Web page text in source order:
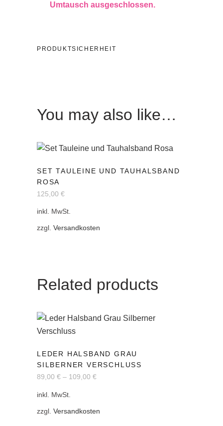
Umtausch ausgeschlossen.
PRODUKTSICHERHEIT
You may also like…
Produkt
weist
mehrere
Varianten
auf.
auf
der
gewählt
werden
SET TAULEINE UND TAUHALSBAND
ROSA
125,00 €
inkl. MwSt.
zzgl. Versandkosten
Related products
Produkt
weist
mehrere
Varianten
auf.
LEDER HALSBAND GRAU
SILBERNER VERSCHLUSS
89,00 € – 109,00 €
inkl. MwSt.
zzgl. Versandkosten